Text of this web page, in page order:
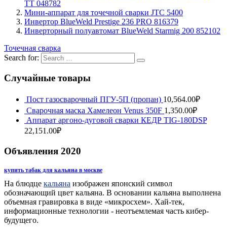
TT 048782
Мини-аппарат для точечной сварки JTC 5400
Инвертор BlueWeld Prestige 236 PRO 816379
Инверторный полуавтомат BlueWeld Starmig 200 852102
Точечная сварка
Search for:
Случайные товары
Пост газосварочный ПГУ-5П (пропан) 10,564.00₽
Сварочная маска Хамелеон Venus 350F 1,350.00₽
Аппарат аргоно-дуговой сварки КЕДР TIG-180DSP
22,151.00₽
Объявления 2020
купить табак для кальяна в москве
На блюдце кальяна изображен японский символ
обозначающий цвет кальяна. В основании кальяна выполнена
объемная гравировка в виде «микросхем». Хай-тек,
информационные технологии - неотъемлемая часть кибер-
будущего.